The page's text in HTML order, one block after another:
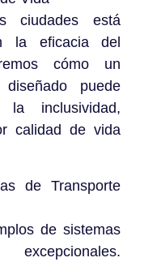
ciudades está
la eficacia del
cómo un
puede
inclusividad,
calidad de vida
de Transporte
de sistemas